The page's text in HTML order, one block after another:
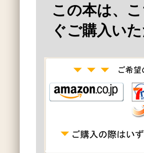
この本は、
ぐご購入いた